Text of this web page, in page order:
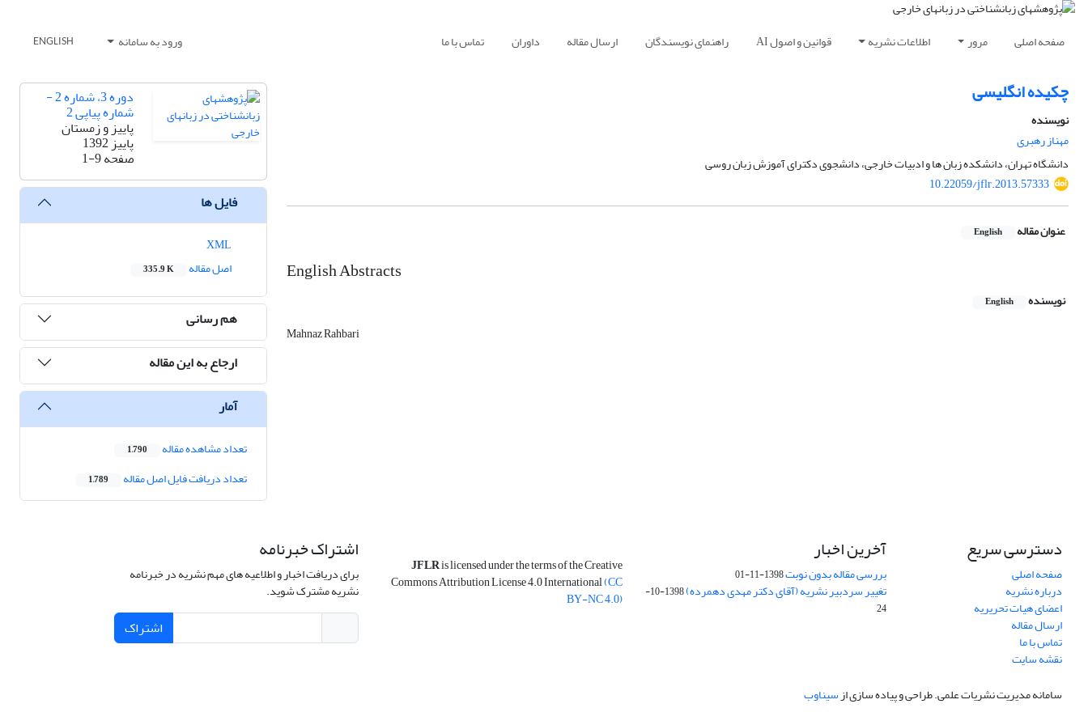
صفحه اصلی مرور اطلاعات نشریه قوانین و اصول AI راهنمای نویسندگان ارسال مقاله داوران تماس با ما ورود به سامانه ENGLISH
چکیده انگلیسی
نویسنده
مهناز رهبری
دانشگاه تهران، دانشکده زبان ها و ادبیات خارجی، دانشجوی دکترای آموزش زبان روسی
10.22059/jflr.2013.57333
عنوان مقاله English
English Abstracts
نویسنده English
Mahnaz Rahbari
دوره 3، شماره 2 -
شماره پیاپی 2
پاییز و زمستان
پاییز 1392
صفحه1-9
فایل ها
اصل مقاله
335.9 K
هم رسانی
ارجاع به این مقاله
آمار
تعداد مشاهده مقاله 1,790
تعداد دریافت فایل اصل مقاله 1,789
دسترسی سریع
صفحه اصلی
درباره نشریه
اعضای هیات تحریریه
ارسال مقاله
تماس با ما
نقشه سایت
آخرین اخبار
بررسی مقاله بدون نوبت1398-11-01
تغییر سردبیر نشریه (آقای دکتر مهدی دهمرده)
1398-10-
24
JFLRis licensed under the terms of the Creative
Commons Attribution License 4.0 International(CC
BY-NC 4.0)
اشتراک خبرنامه
برای دریافت اخبار و اطلاعیه های مهم نشریه در خبرنامه
نشریه مشترک شوید.
اشتراک
سامانه مدیریت نشریات علمی.طراحی و پیاده سازی ازسیناوب